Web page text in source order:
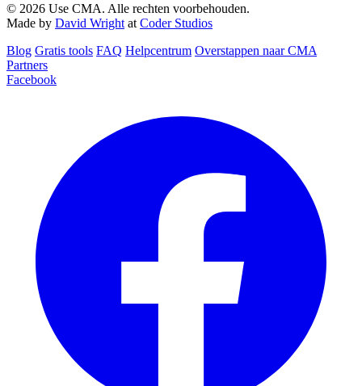
© 2026 Use CMA. Alle rechten voorbehouden.
Made by David Wright at Coder Studios
Blog‎ Gratis tools FAQ Helpcentrum Overstappen naar CMA
Partners
Facebook